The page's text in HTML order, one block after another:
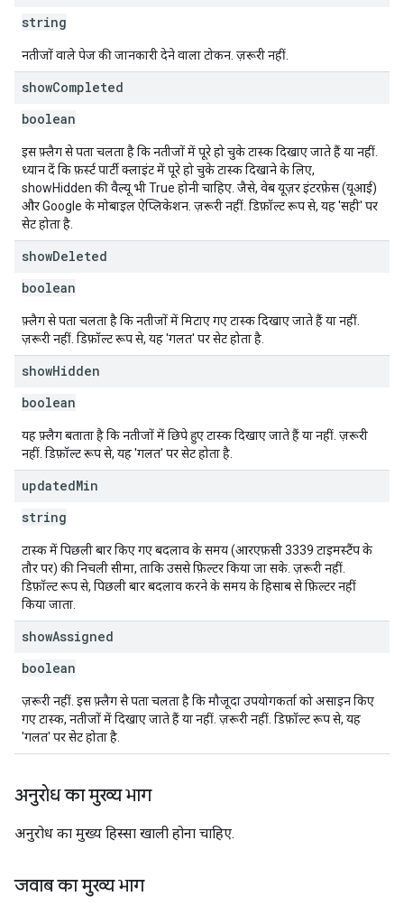
string
नतीजों वाले पेज की जानकारी देने वाला टोकन. ज़रूरी नहीं.
showCompleted
boolean
इस फ़्लैग से पता चलता है कि नतीजों में पूरे हो चुके टास्क दिखाए जाते हैं या नहीं.
ध्यान दें कि फ़र्स्ट पार्टी क्लाइंट में पूरे हो चुके टास्क दिखाने के लिए,
showHidden की वैल्यू भी True होनी चाहिए. जैसे, वेब यूज़र इंटरफ़ेस (यूआई)
और Google के मोबाइल ऐप्लिकेशन. ज़रूरी नहीं. डिफ़ॉल्ट रूप से, यह 'सही' पर
सेट होता है.
showDeleted
boolean
फ़्लैग से पता चलता है कि नतीजों में मिटाए गए टास्क दिखाए जाते हैं या नहीं.
ज़रूरी नहीं. डिफ़ॉल्ट रूप से, यह 'गलत' पर सेट होता है.
showHidden
boolean
यह फ़्लैग बताता है कि नतीजों में छिपे हुए टास्क दिखाए जाते हैं या नहीं. ज़रूरी
नहीं. डिफ़ॉल्ट रूप से, यह 'गलत' पर सेट होता है.
updatedMin
string
टास्क में पिछली बार किए गए बदलाव के समय (आरएफ़सी 3339 टाइमस्टैंप के
तौर पर) की निचली सीमा, ताकि उससे फ़िल्टर किया जा सके. ज़रूरी नहीं.
डिफ़ॉल्ट रूप से, पिछली बार बदलाव करने के समय के हिसाब से फ़िल्टर नहीं
किया जाता.
showAssigned
boolean
ज़रूरी नहीं. इस फ़्लैग से पता चलता है कि मौजूदा उपयोगकर्ता को असाइन किए
गए टास्क, नतीजों में दिखाए जाते हैं या नहीं. ज़रूरी नहीं. डिफ़ॉल्ट रूप से, यह
'गलत' पर सेट होता है.
अनुरोध का मुख्य भाग
अनुरोध का मुख्य हिस्सा खाली होना चाहिए.
जवाब का मुख्य भाग